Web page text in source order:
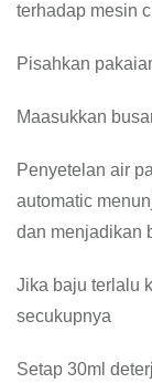
terhadap mesin
Pisahkan
Maasukkan
Penyetelan air
automatic
dan menjadikan
Jika baju terlalu
secukupnya
Setap 30ml